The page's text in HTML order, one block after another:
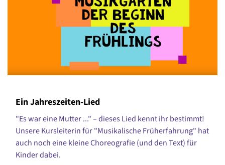
Ein Jahreszeiten-Lied
"Es war eine Mutter ..." – dieses Lied kennt ihr bestimmt!
Unsere Kursleiterin für "Musikalische Früherfahrung" hat
auch noch eine kleine Choreografie (und den Text) für
Kinder dabei.